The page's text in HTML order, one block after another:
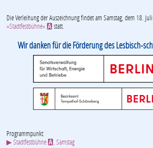
Die Verleihung der Auszeichnung findet am Samstag, dem 18.
»Stadtfestbühne«A statt.
Wir danken für die Förderung des Lesbisch-
Programmpunkt:
▶ StadtfestbühneA, Samstag